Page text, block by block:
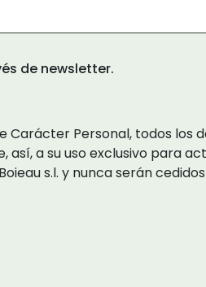
de newsletter.
Carácter Personal, todos los
así, a su uso exclusivo para
s.l. y nunca serán